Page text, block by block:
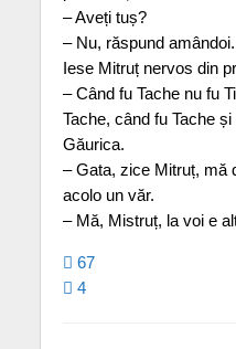
– Aveți tuș?
– Nu, răspund amândoi.
Iese Mitruț nervos din
– Când fu Tache nu fu
Tache, când fu Tache
Găurica.
– Gata, zice Mitruț, mă
acolo un văr.
– Mă, Mistruț, la voi e
67
4